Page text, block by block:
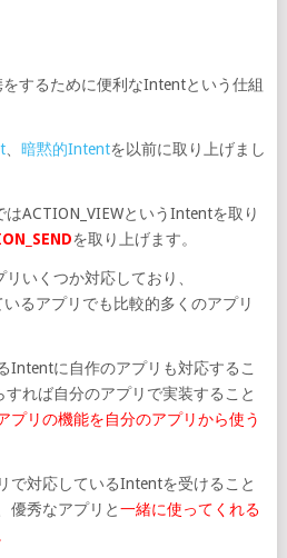
するために便利なIntentという仕組
、 暗黙的Intentを以前に取り上げまし
ACTION_VIEWというIntentを取り
を取り上げます。
いくつか対応しており、
るアプリでも比較的多くのアプリ
Intentに自作のアプリも対応するこ
れば自分のアプリで実装すること
プリの機能を自分のアプリから使う
で対応しているIntentを受けること
優秀なアプリと一緒に使ってくれる